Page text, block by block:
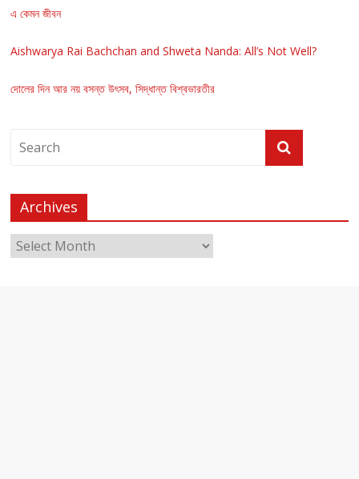
এ কেমন জীবন
Aishwarya Rai Bachchan and Shweta Nanda: All’s Not Well?
দোলের দিন আর নয় বসন্ত উৎসব, সিদ্ধান্ত বিশ্বভারতীর
Archives